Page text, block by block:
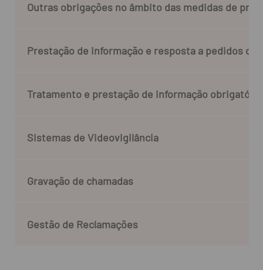
Outras obrigações no âmbito das medidas de
Prestação de informação e resposta a pedidos de
Tratamento e prestação de informação
Sistemas de Videovigilância
Gravação de chamadas
Gestão de Reclamações